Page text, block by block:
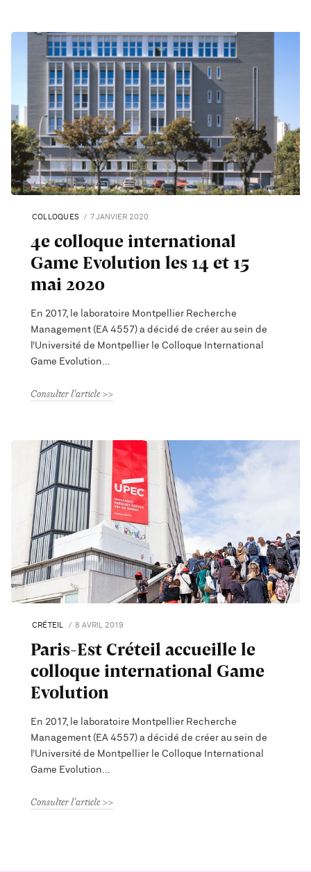
COLLOQUES 7 JANVIER 2020
4e colloque international
Game Evolution les 14 et 15
mai 2020
En 2017, le laboratoire Montpellier Recherche
Management (EA 4557) a décidé de créer au sein de
l’Université de Montpellier le Colloque International
Game Evolution
Consulter l'article
CRÉTEIL 8 AVRIL 2019
Paris-Est Créteil accueille le
colloque international Game
Evolution
En 2017, le laboratoire Montpellier Recherche
Management (EA 4557) a décidé de créer au sein de
l’Université de Montpellier le Colloque International
Game Evolution
Consulter l'article